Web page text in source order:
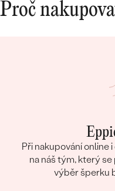
Proč
Při nakupování online
na náš tým, který
výběr šperku